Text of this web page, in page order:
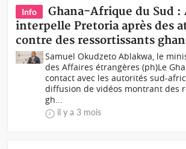
Info
Ghana-Afrique du Sud :
interpelle Pretoria après des
contre des ressortissants
Samuel Okudzeto Ablakwa, le
des Affaires étrangères (ph)Le
contact avec les autorités sud-
diffusion de vidéos montrant des
gh...
il y a 3 mois